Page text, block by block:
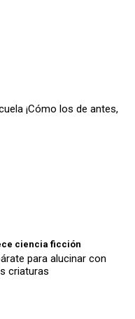
¡Cómo los de antes,
ciencia ficción
para alucinar con
criaturas